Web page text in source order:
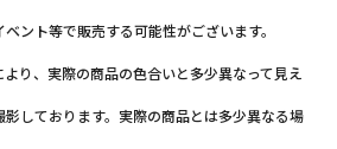
ント等で販売する可能性がございます。
り、実際の商品の色合いと多少異なって見え
しております。実際の商品とは多少異なる場